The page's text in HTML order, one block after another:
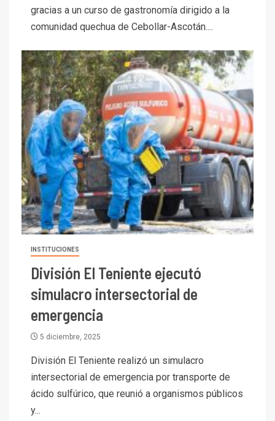
gracias a un curso de gastronomía dirigido a la
comunidad quechua de Cebollar-Ascotán....
INSTITUCIONES
División El Teniente ejecutó
simulacro intersectorial de
emergencia
5 diciembre, 2025
División El Teniente realizó un simulacro
intersectorial de emergencia por transporte de
ácido sulfúrico, que reunió a organismos públicos
y...